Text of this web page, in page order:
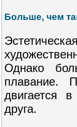
Больше, чем
Однако
плавание.
двигается
друга.